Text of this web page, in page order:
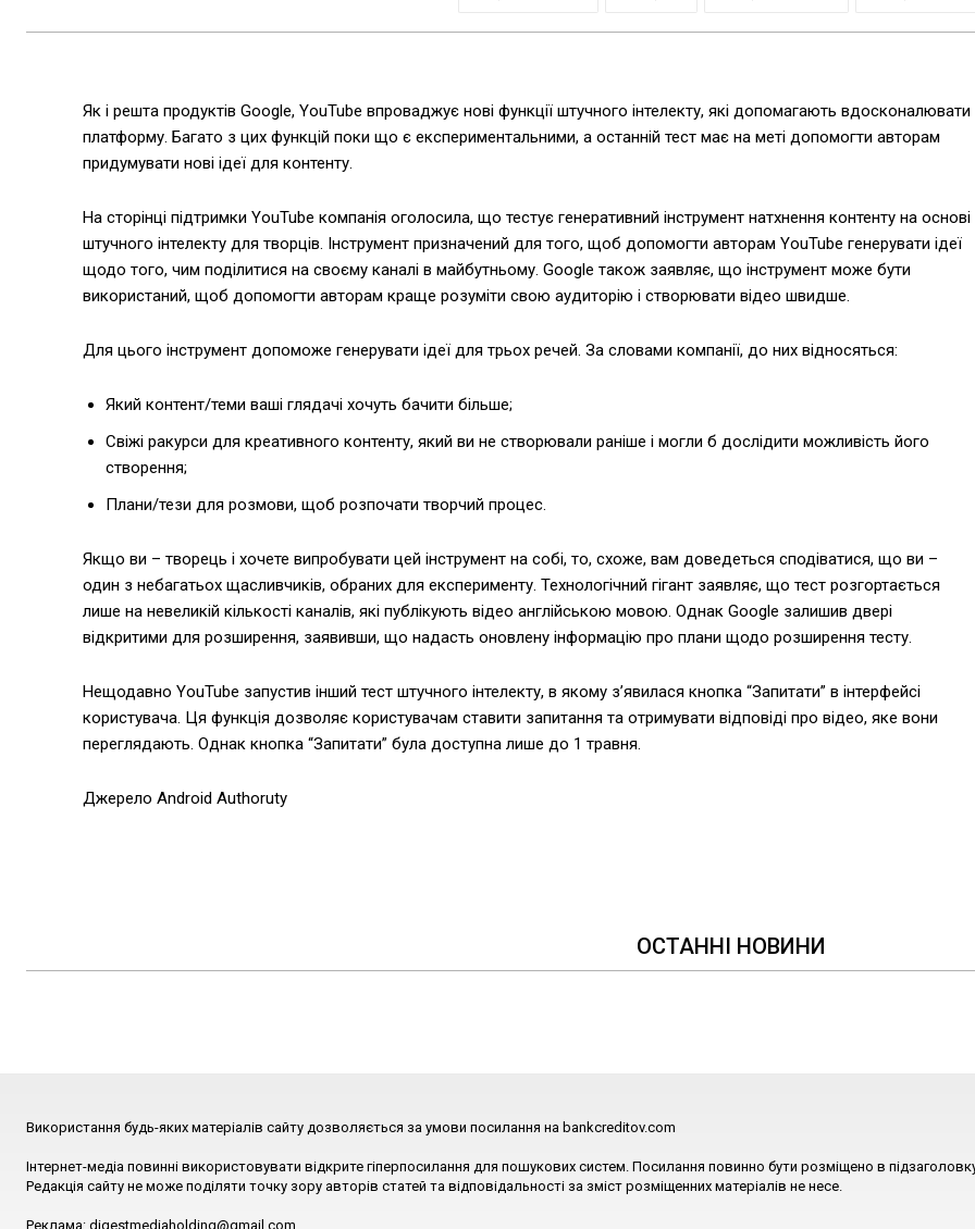
Як і решта продуктів Google, YouTube впроваджує нові функції штучного інтелекту, які допомагають вдосконалювати
платформу. Багато з цих функцій поки що є експериментальними, а останній тест має на меті допомогти авторам
придумувати нові ідеї для контенту.
На сторінці підтримки YouTube компанія оголосила, що тестує генеративний інструмент натхнення контенту на основі
штучного інтелекту для творців. Інструмент призначений для того, щоб допомогти авторам YouTube генерувати ідеї
щодо того, чим поділитися на своєму каналі в майбутньому. Google також заявляє, що інструмент може бути
використаний, щоб допомогти авторам краще розуміти свою аудиторію і створювати відео швидше.
Для цього інструмент допоможе генерувати ідеї для трьох речей. За словами компанії, до них відносяться:
Який контент/теми ваші глядачі хочуть бачити більше;
Свіжі ракурси для креативного контенту, який ви не створювали раніше і могли б дослідити можливість його
створення;
Плани/тези для розмови, щоб розпочати творчий процес.
Якщо ви – творець і хочете випробувати цей інструмент на собі, то, схоже, вам доведеться сподіватися, що ви –
один з небагатьох щасливчиків, обраних для експерименту. Технологічний гігант заявляє, що тест розгортається
лише на невеликій кількості каналів, які публікують відео англійською мовою. Однак Google залишив двері
відкритими для розширення, заявивши, що надасть оновлену інформацію про плани щодо розширення тесту.
Нещодавно YouTube запустив інший тест штучного інтелекту, в якому з’явилася кнопка “Запитати” в інтерфейсі
користувача. Ця функція дозволяє користувачам ставити запитання та отримувати відповіді про відео, яке вони
переглядають. Однак кнопка “Запитати” була доступна лише до 1 травня.
Джерело Android Authoruty
ОСТАННІ НОВИНИ
Використання будь-яких матеріалів сайту дозволяється за умови посилання на bankcreditov.com
Інтернет-медіа повинні використовувати відкрите гіперпосилання для пошукових систем. Посилання повинно бути розміщено в
Редакція сайту не може поділяти точку зору авторів статей та відповідальності за зміст розміщенних матеріалів не несе.
Реклама: digestmediaholding@gmail.com